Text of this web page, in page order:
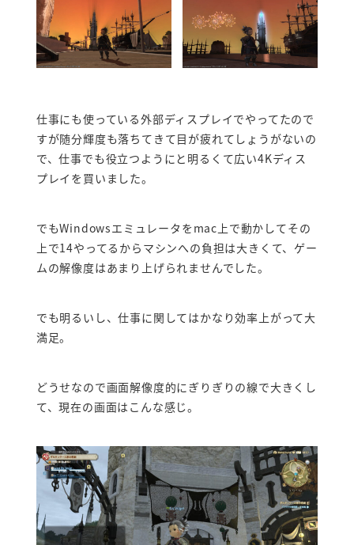
仕事にも使っている外部ディスプレイでやってたので
すが随分輝度も落ちてきて目が疲れてしょうがないの
で、仕事でも役立つようにと明るくて広い4Kディス
プレイを買いました。
でもWindowsエミュレータをmac上で動かしてその
上で14やってるからマシンへの負担は大きくて、ゲー
ムの解像度はあまり上げられませんでした。
でも明るいし、仕事に関してはかなり効率上がって大
満足。
どうせなので画面解像度的にぎりぎりの線で大きくし
て、現在の画面はこんな感じ。